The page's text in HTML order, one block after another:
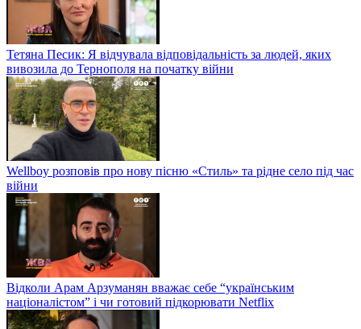
Тетяна Песик: Я відчувала відповідальність за людей, яких
вивозила до Тернополя на початку війни
Wellboy розповів про нову пісню «Стиль» та рідне село під час
війни
Відколи Арам Арзуманян вважає себе “українським
націоналістом” і чи готовий підкорювати Netflix